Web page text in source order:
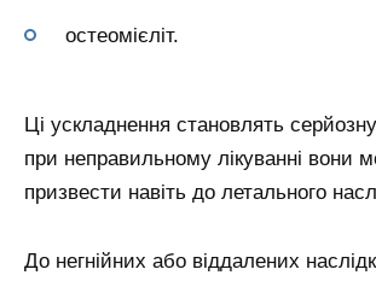
остеомієліт.
Ці ускладнення становлять
при неправильному лікуванні вони
призвести навіть до летального
До негнійних або віддалених